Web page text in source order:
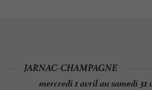
JARNAC-CHAMPAGNE
mercredi 1 avril au samedi 31